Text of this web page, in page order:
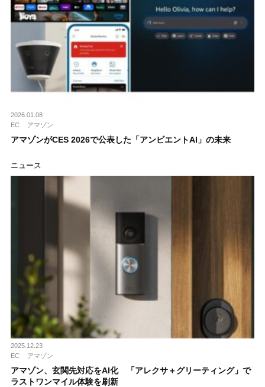
2026.01.08
EC
アマゾン
アマゾンがCES 2026で公表した「アンビエントAI」の未来
ニュース
2025.12.23
EC
アマゾン
アマゾン、玄関先対応をAI化 「アレクサ＋グリーティング」で
ラストワンマイル体験を刷新